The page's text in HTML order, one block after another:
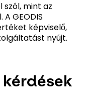
mint az
GEODIS
képviselő,
nyújt.